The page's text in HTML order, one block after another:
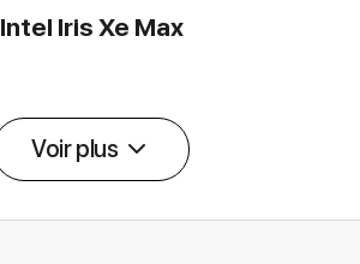
Intel Iris Xe Max
Voir plus